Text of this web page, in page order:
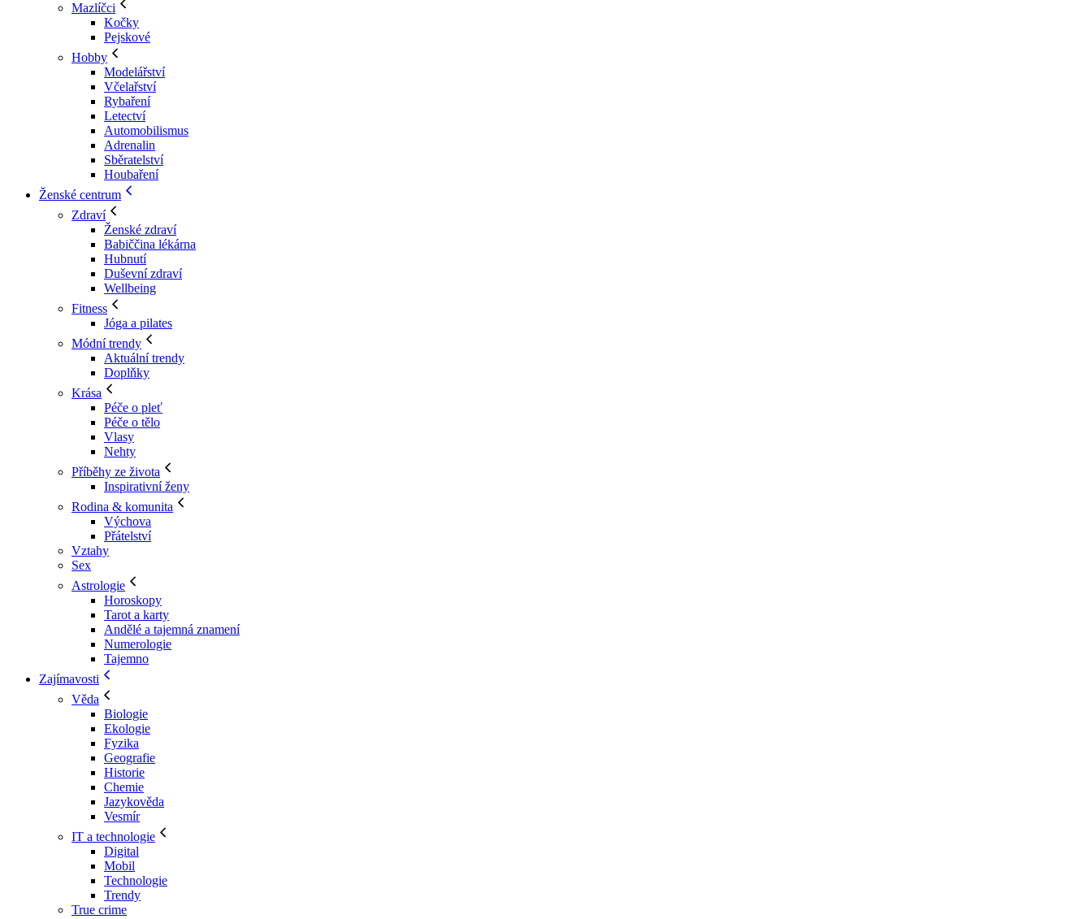
Mazlíčci
Kočky
Pejskové
Hobby
Modelářství
Včelařství
Rybaření
Letectví
Automobilismus
Adrenalin
Sběratelství
Houbaření
Ženské centrum
Zdraví
Ženské zdraví
Babiččina lékárna
Hubnutí
Duševní zdraví
Wellbeing
Fitness
Jóga a pilates
Módní trendy
Aktuální trendy
Doplňky
Krása
Péče o pleť
Péče o tělo
Vlasy
Nehty
Příběhy ze života
Inspirativní ženy
Rodina & komunita
Výchova
Přátelství
Vztahy
Sex
Astrologie
Horoskopy
Tarot a karty
Andělé a tajemná znamení
Numerologie
Tajemno
Zajímavosti
Věda
Biologie
Ekologie
Fyzika
Geografie
Historie
Chemie
Jazykověda
Vesmír
IT a technologie
Digital
Mobil
Technologie
Trendy
True crime